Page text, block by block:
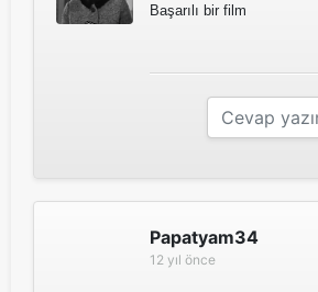
Başarılı bir film
Papatyam34
12 yıl önce